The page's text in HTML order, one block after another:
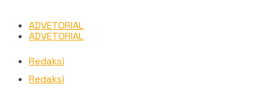
ADVETORIAL
Redaksi
ADVETORIAL
Redaksi